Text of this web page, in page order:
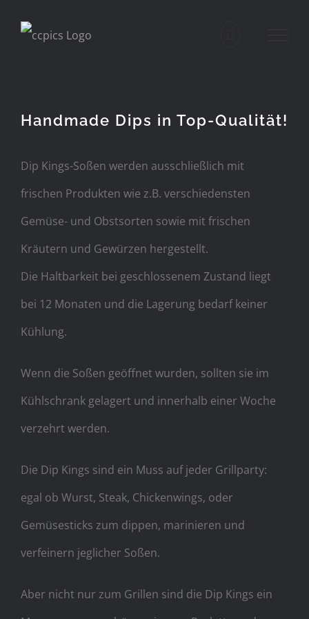
Handmade Dips in Top-Qualität!
Dip Kings-Soßen werden ausschließlich mit
frischen Produkten wie z.B. verschiedensten
Gemüse- und Obstsorten sowie mit frischen
Kräutern und Gewürzen hergestellt.
Die Haltbarkeit bei geschlossenem Zustand liegt
bei 12 Monaten und die Lagerung bedarf keiner
Kühlung.
Wenn die Soßen geöffnet wurden, sollten sie im
Kühlschrank gelagert und innerhalb einer Woche
verzehrt werden.
Die Dip Kings sind ein Muss auf jeder Grillparty:
egal ob Wurst, Steak, Chickenwings, oder
Gemüsesticks zum dippen, marinieren und
verfeinern jeglicher Soßen.
Aber nicht nur zum Grillen sind die Dip Kings ein